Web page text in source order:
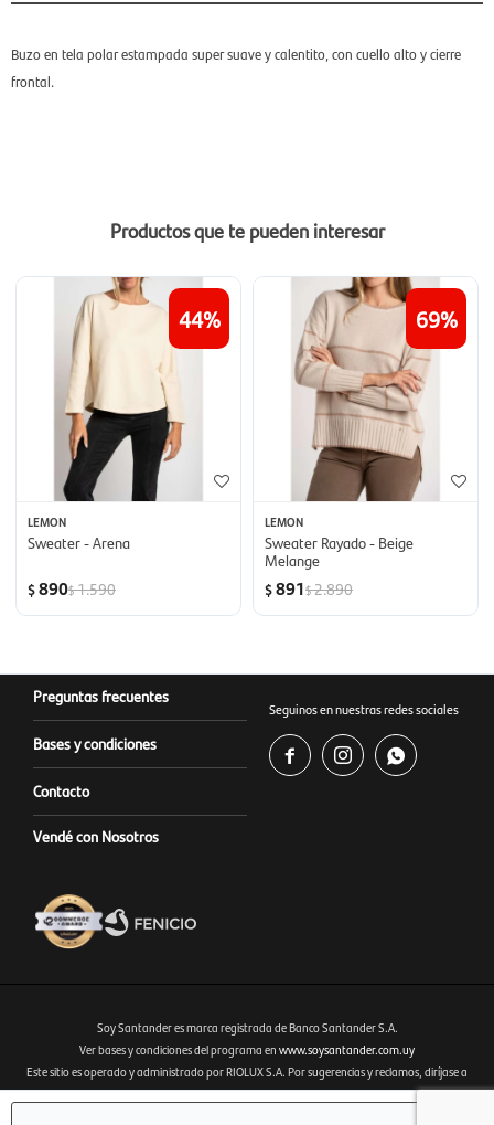
Buzo en tela polar estampada super suave y calentito, con cuello alto y cierre
frontal.
Productos que te pueden interesar
44
LEMON
Sweater - Arena
$890$1.590
69
LEMON
Sweater Rayado - Beige
Melange
$891$2.890
Preguntas frecuentes
Bases y condiciones
Contacto
Vendé con Nosotros
Seguinos en nuestras redes sociales
  
Fenicio eCommerce Uruguay
Soy Santander es marca registrada de Banco Santander S.A.
Ver bases y condiciones del programa en www.soysantander.com.uy
Este sitio es operado y administrado por RIOLUX S.A. Por sugerencias y reclamos, diríjase a
soporte.tienda@soysantander.com.uyo al WhatsApp 099 306 165.